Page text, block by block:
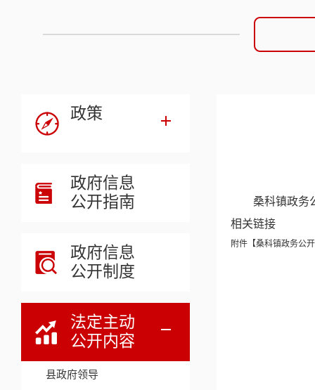
政策
政府信息
公开指南
政府信息
公开制度
法定主动
公开内容
县政府领导
桑科镇政务
相关链接
附件【桑科镇政务公